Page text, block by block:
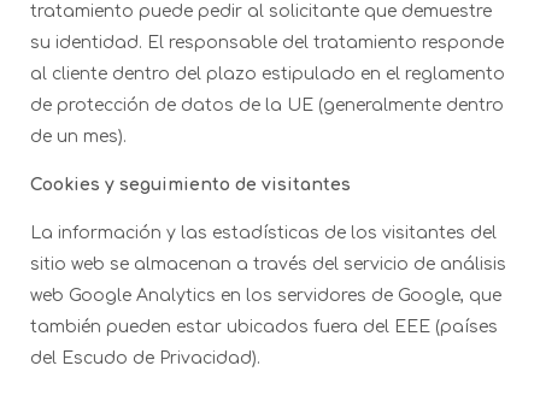
tratamiento puede pedir al solicitante que demuestre
su identidad. El responsable del tratamiento responde
al cliente dentro del plazo estipulado en el reglamento
de protección de datos de la UE (generalmente dentro
de un mes).
Cookies y seguimiento de visitantes
La información y las estadísticas de los visitantes del
sitio web se almacenan a través del servicio de análisis
web Google Analytics en los servidores de Google, que
también pueden estar ubicados fuera del EEE (países
del Escudo de Privacidad).